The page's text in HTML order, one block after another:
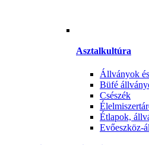
Asztalkultúra
Állványok
Büfé
Csészék
Étlapok,
Evőeszköz-